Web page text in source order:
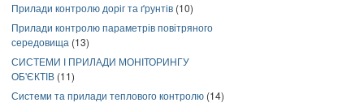
Прилади контролю доріг та ґрунтів (10)
Прилади контролю параметрів повітряного
середовища (13)
СИСТЕМИ І ПРИЛАДИ МОНІТОРИНГУ
ОБ'ЄКТІВ (11)
Системи та прилади теплового контролю (14)